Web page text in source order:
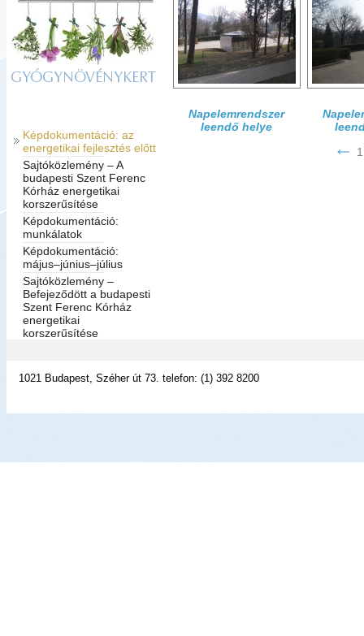
GYÓGYNÖVÉNYKERT
Képdokumentáció: az
energetikai fejlesztés előtt
Sajtóközlemény – A
budapesti Szent Ferenc
Kórház energetikai
korszerűsítése
Képdokumentáció:
munkálatok
Képdokumentáció:
május–június–július
Sajtóközlemény –
Befejeződött a budapesti
Szent Ferenc Kórház
energetikai
korszerűsítése
Napelemrendszer
leendő helye
1
1021 Budapest, Széher út 73. telefon: (1) 392 8200